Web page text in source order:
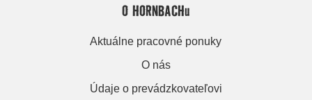
O HORNBACHu
Aktuálne pracovné ponuky
O nás
Údaje o prevádzkovateľovi